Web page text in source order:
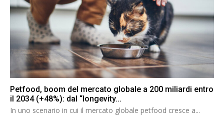
Petfood, boom del mercato globale a 200 miliardi entro
il 2034 (+48%): dal “longevity...
In uno scenario in cui il mercato globale petfood cresce a...